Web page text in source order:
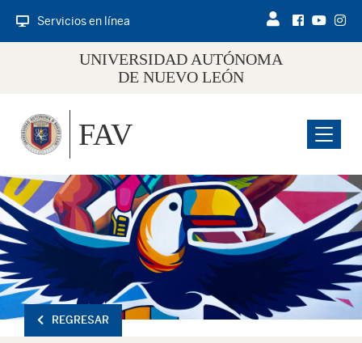
Servicios en línea
UNIVERSIDAD AUTÓNOMA
DE NUEVO LEÓN
Menu
FAV
REGRESAR